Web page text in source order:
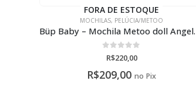
FORA DE ESTOQUE
LINHA SKIP HOP,MOCHILAS,
0de 5
R$300,00
R$285,00 no Pix